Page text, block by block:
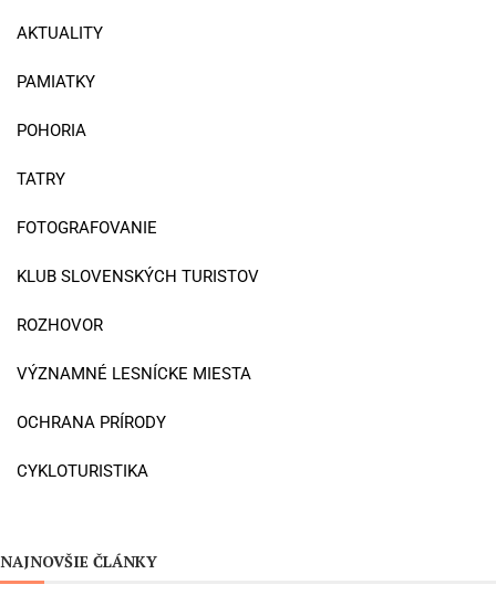
AKTUALITY
PAMIATKY
POHORIA
TATRY
FOTOGRAFOVANIE
KLUB SLOVENSKÝCH TURISTOV
ROZHOVOR
VÝZNAMNÉ LESNÍCKE MIESTA
OCHRANA PRÍRODY
CYKLOTURISTIKA
NAJNOVŠIE ČLÁNKY